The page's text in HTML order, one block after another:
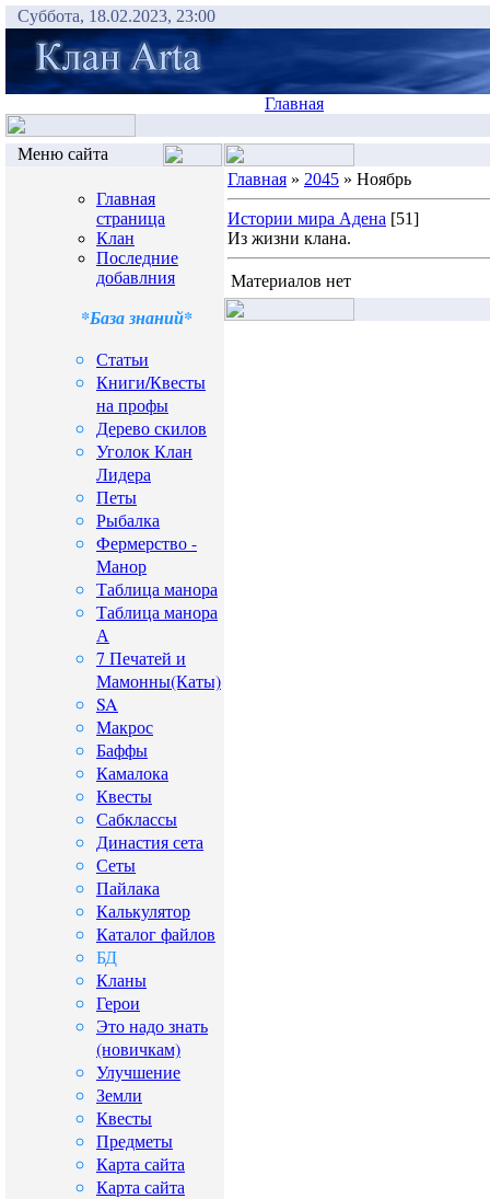
Суббота, 18.02.2023, 23:00
Главная
Меню сайта
Главная
страница
Клан
Последние
добавлния
*База знаний*
Статьи
Книги/Квесты
на профы
Дерево скилов
Уголок Клан
Лидера
Петы
Рыбалка
Фермерство -
Манор
Таблица манора
Таблица манора
А
7 Печатей и
Мамонны(Каты)
SA
Макрос
Баффы
Камалока
Квесты
Сабклассы
Династия сета
Сеты
Пайлака
Калькулятор
Каталог файлов
БД
Кланы
Герои
Это надо знать
(новичкам)
Улучшение
Земли
Квесты
Предметы
Карта сайта
Карта сайта
Главная » 2045 » Ноябрь
Истории мира Адена [51]
Из жизни клана.
Материалов нет